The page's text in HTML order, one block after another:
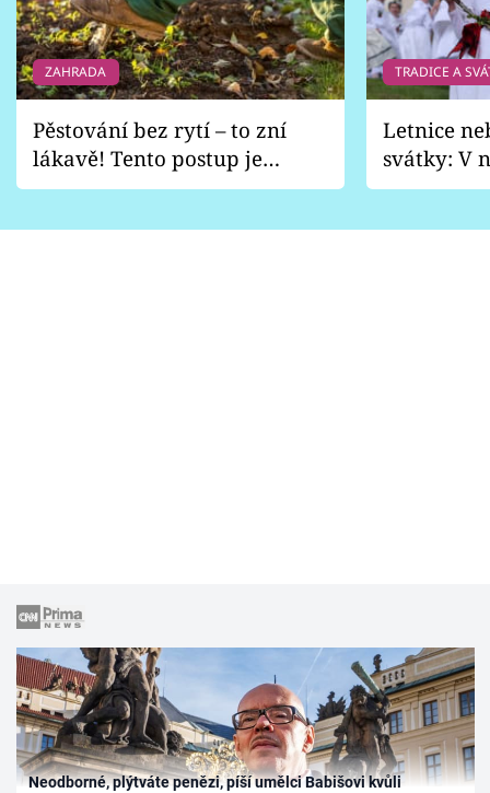
ZAHRADA
Pěstování bez rytí – to zní
lákavě! Tento postup je
vhodný jen pro některé
TRADICE A
Letnice
svátky: V
pondělí
Neodborné, plýtváte penězi, píší umělci Babišovi kvůli